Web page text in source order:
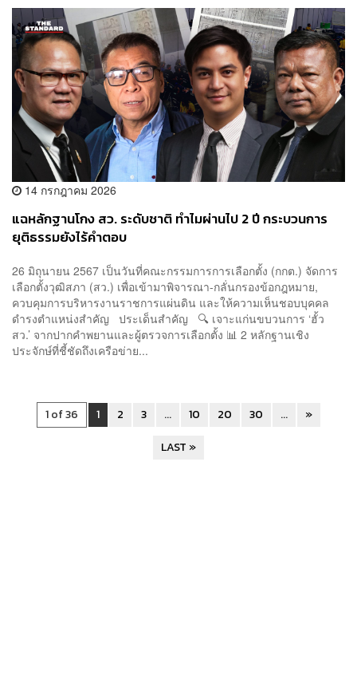
14 กรกฎาคม 2026
แฉหลักฐานโกง สว. ระดับชาติ ทำไมผ่านไป 2 ปี กระบวนการ
ยุติธรรมยังไร้คำตอบ
26 มิถุนายน 2567 เป็นวันที่คณะกรรมการการเลือกตั้ง (กกต.) จัดการ
เลือกตั้งวุฒิสภา (สว.) เพื่อเข้ามาพิจารณา-กลั่นกรองข้อกฎหมาย,
ควบคุมการบริหารงานราชการแผ่นดิน และให้ความเห็นชอบบุคคล
ดำรงตำแหน่งสำคัญ ประเด็นสำคัญ 🔍 เจาะแก่นขบวนการ ‘ฮั้ว
สว.’ จากปากคำพยานและผู้ตรวจการเลือกตั้ง 📊 2 หลักฐานเชิง
ประจักษ์ที่ชี้ชัดถึงเครือข่าย...
1 of 36 1 2 3 ... 10 20 30 ...
»
LAST »